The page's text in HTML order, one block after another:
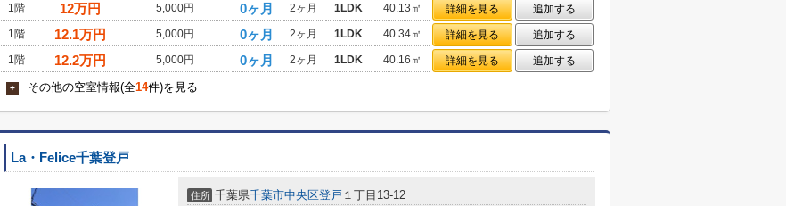
1階
12万円 5,000円 0ヶ月 2ヶ月 1LDK 40.13㎡ 詳細を見る
追加する
1階
12.1万円 5,000円 0ヶ月 2ヶ月 1LDK 40.34㎡ 詳細を見る
追加する
1階
12.2万円 5,000円 0ヶ月 2ヶ月 1LDK 40.16㎡ 詳細を見る 追加する
+ その他の空室情報(全14件)を見る
La・Felice千葉登戸
住所 千葉県千葉市中央区登戸 １丁目13-12